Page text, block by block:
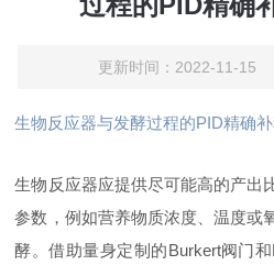
更新时间：2022-11-15
生物反应器与发酵过程的PID精确
生物反应器应提供尽可能高的产出
参数，例如营养物质浓度、温度或
酵。借助量身定制的Burkert阀门